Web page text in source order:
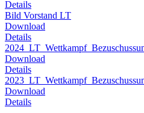
Details
Bild Vorstand LT
Download
Details
Download
Details
Download
Details